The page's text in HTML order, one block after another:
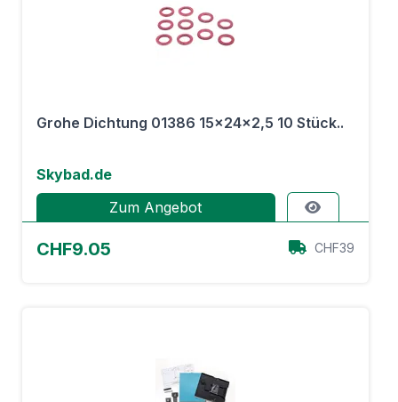
Grohe Dichtung 01386 15x24x2,5 10 Stück..
Skybad.de
Zum Angebot
CHF9.05 CHF39